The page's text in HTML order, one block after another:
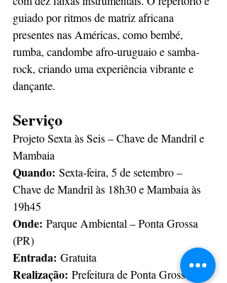
guiado por ritmos de matriz africana
presentes nas Américas, como bembé,
rumba, candombe afro-uruguaio e samba-
rock, criando uma experiência vibrante e
dançante.
Serviço
Projeto Sexta às Seis – Chave de Mandril e
Mambaia
Quando: Sexta-feira, 5 de setembro –
Chave de Mandril às 18h30 e Mambaia às
19h45
Onde: Parque Ambiental – Ponta Grossa
(PR)
Entrada: Gratuita
Realização: Prefeitura de Ponta Grossa,